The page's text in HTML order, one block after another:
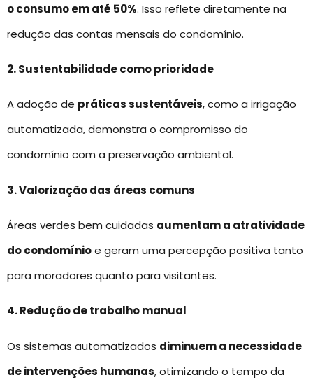
o consumo em até 50%. Isso reflete diretamente na
redução das contas mensais do condomínio.
2. Sustentabilidade como prioridade
A adoção de práticas sustentáveis, como a irrigação
automatizada, demonstra o compromisso do
condomínio com a preservação ambiental.
3. Valorização das áreas comuns
Áreas verdes bem cuidadas aumentam a atratividade
do condomínioe geram uma percepção positiva tanto
para moradores quanto para visitantes.
4. Redução de trabalho manual
Os sistemas automatizados diminuem a necessidade
de intervenções humanas, otimizando o tempo da